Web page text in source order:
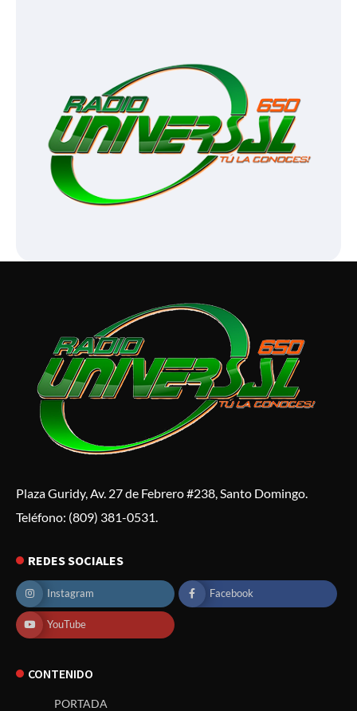
Plaza Guridy, Av. 27 de Febrero #238, Santo Domingo.
Teléfono: (809) 381-0531.
REDES SOCIALES
Instagram Facebook
YouTube
CONTENIDO
PORTADA